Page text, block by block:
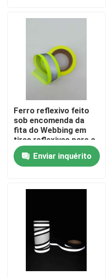
Ferro reflexivo feito
sob encomenda da
fita do Webbing em
tiras reflexivas para o
saco da correia de
segurança da roupa
Enviar inquérito